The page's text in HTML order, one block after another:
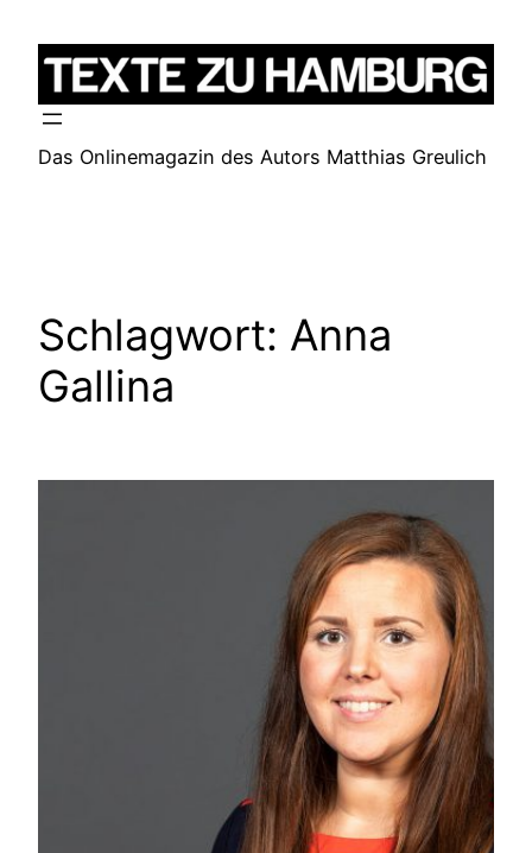
Inhalt
springen
Das Onlinemagazin des Autors Matthias Greulich
Schlagwort: Anna
Gallina